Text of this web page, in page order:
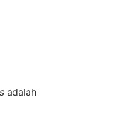
adalah